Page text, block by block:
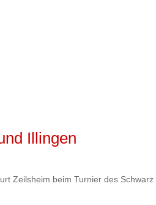
Illingen
Zeilsheim beim Turnier des